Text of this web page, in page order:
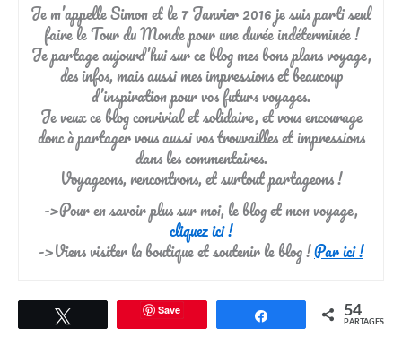
Je m’appelle Simon et le 7 Janvier 2016 je suis parti seul
faire le Tour du Monde pour une durée indéterminée !
Je partage aujourd’hui sur ce blog mes bons plans voyage,
des infos, mais aussi mes impressions et beaucoup
d’inspiration pour vos futurs voyages.
Je veux ce blog convivial et solidaire, et vous encourage
donc à partager vous aussi vos trouvailles et impressions
dans les commentaires.
Voyageons, rencontrons, et surtout partageons !
->Pour en savoir plus sur moi, le blog et mon voyage,
cliquez ici !
->Viens visiter la boutique et soutenir le blog !Par ici !
Save Partagez 54
PARTAGES